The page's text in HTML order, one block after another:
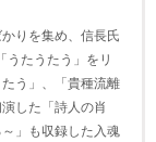
りを集め、信長氏
うたうたう」をリ
う」、「貴種流離
した「詩人の肖
」も収録した入魂